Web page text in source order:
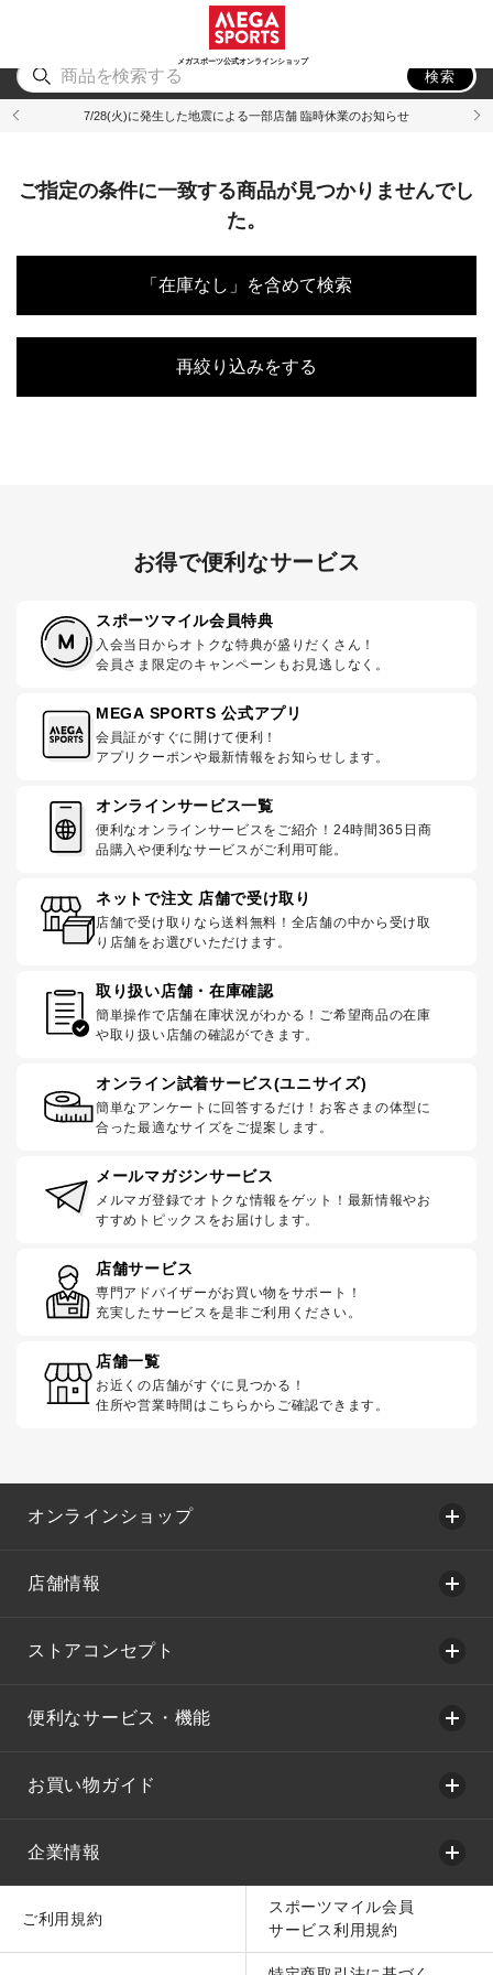
メガスポーツ公式オンラインショップ
アウトドア
検索
7/28(火)に発生した地震による一部店舗 臨時休業のお知らせ
ご指定の条件に一致する商品が見つかりませんでし
た。
「在庫なし」を含めて検索
再絞り込みをする
お得で便利なサービス
スポーツマイル会員特典
入会当日からオトクな特典が盛りだくさん！
会員さま限定のキャンペーンもお見逃しなく。
MEGA SPORTS 公式アプリ
会員証がすぐに開けて便利！
アプリクーポンや最新情報をお知らせします。
オンラインサービス一覧
便利なオンラインサービスをご紹介！24時間365日商
品購入や便利なサービスがご利用可能。
ネットで注文 店舗で受け取り
店舗で受け取りなら送料無料！全店舗の中から受け取
り店舗をお選びいただけます。
取り扱い店舗・在庫確認
簡単操作で店舗在庫状況がわかる！ご希望商品の在庫
や取り扱い店舗の確認ができます。
オンライン試着サービス(ユニサイズ)
簡単なアンケートに回答するだけ！お客さまの体型に
合った最適なサイズをご提案します。
メールマガジンサービス
メルマガ登録でオトクな情報をゲット！最新情報やお
すすめトピックスをお届けします。
店舗サービス
専門アドバイザーがお買い物をサポート！
充実したサービスを是非ご利用ください。
店舗一覧
お近くの店舗がすぐに見つかる！
住所や営業時間はこちらからご確認できます。
オンラインショップ
店舗情報
ストアコンセプト
便利なサービス・機能
お買い物ガイド
企業情報
ご利用規約
スポーツマイル会員
サービス利用規約